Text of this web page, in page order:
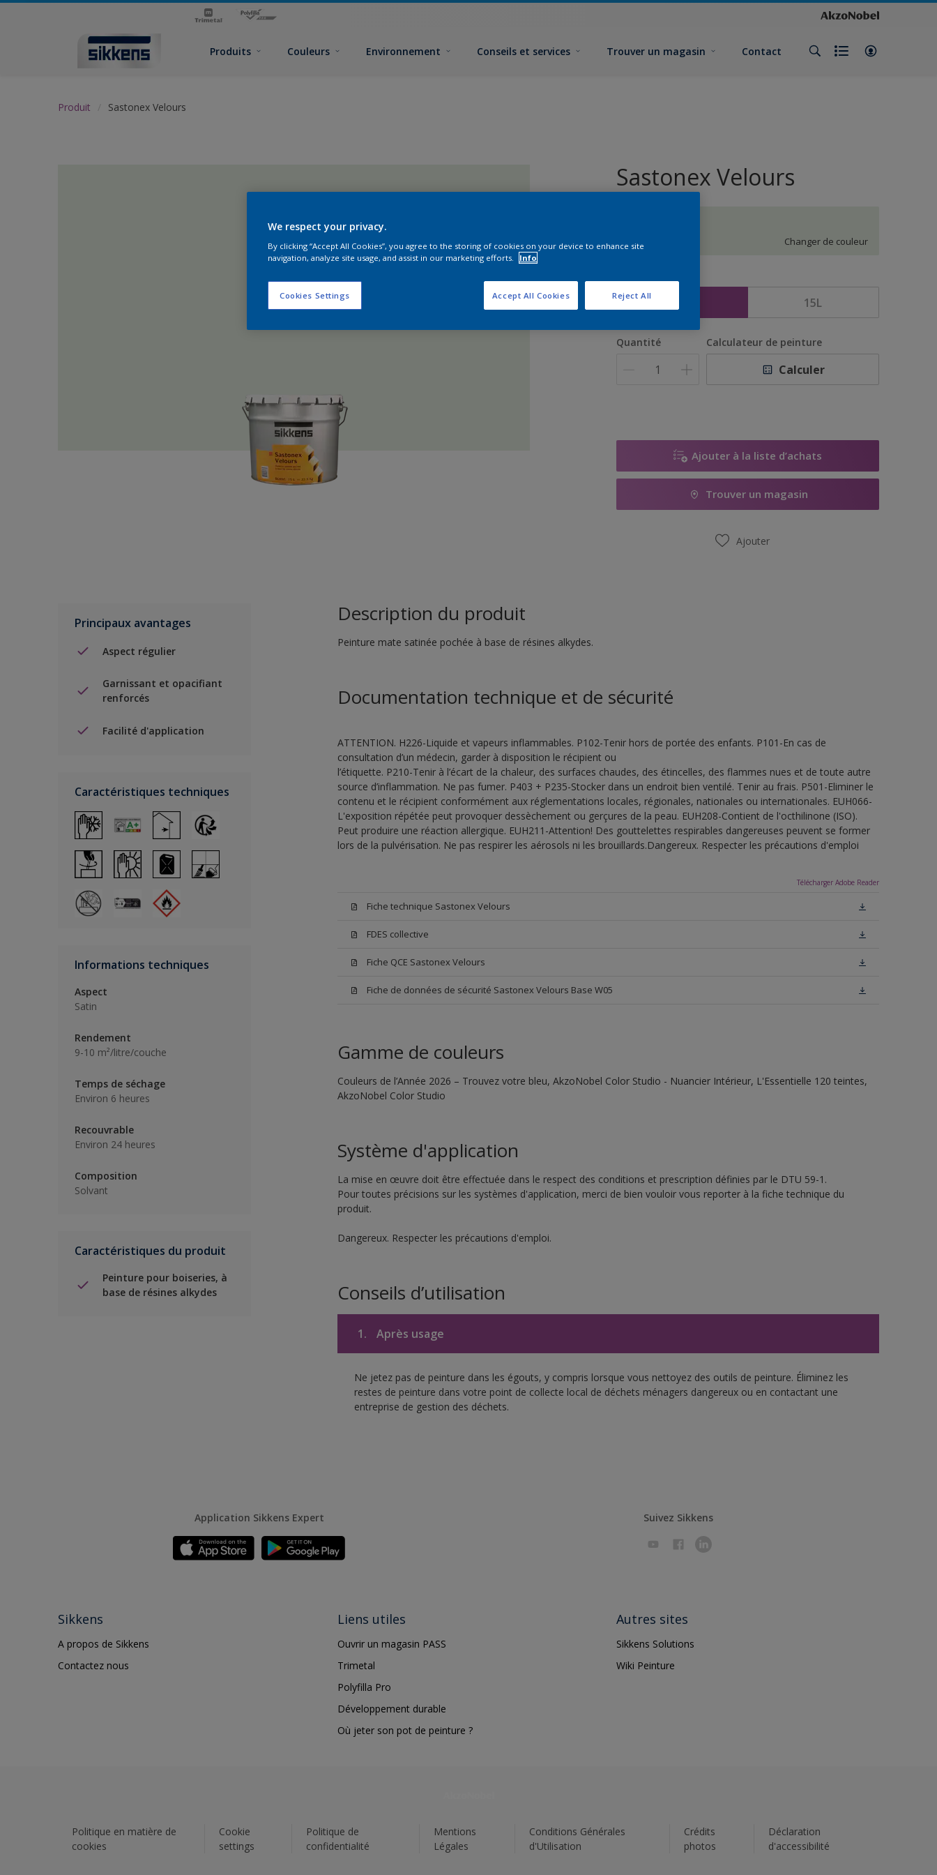
Produits Couleurs Environnement Conseils et services Trouver un magasin Contact
Produit Sastonex Velours
Sastonex Velours
Changer de couleur
Format
15L
Quantité Calculateur de peinture
Calculer
Ajouter à la liste d’achats
Trouver un magasin
Ajouter
Principaux avantages
Aspect régulier
Garnissant et opacifiant
renforcés
Facilité d'application
Caractéristiques techniques
Informations techniques
Aspect
Satin
Rendement
9-10 m²/litre/couche
Temps de séchage
Environ 6 heures
Recouvrable
Environ 24 heures
Composition
Solvant
Caractéristiques du produit
Peinture pour boiseries, à
base de résines alkydes
Description du produit
Peinture mate satinée pochée à base de résines alkydes.
Documentation technique et de sécurité
ATTENTION. H226-Liquide et vapeurs inflammables. P102-Tenir hors de portée des enfants. P101-En cas de
consultation d’un médecin, garder à disposition le récipient ou
l’étiquette. P210-Tenir à l’écart de la chaleur, des surfaces chaudes, des étincelles, des flammes nues et de toute autre
source d’inflammation. Ne pas fumer. P403 + P235-Stocker dans un endroit bien ventilé. Tenir au frais. P501-Eliminer le
contenu et le récipient conformément aux réglementations locales, régionales, nationales ou internationales. EUH066-
L'exposition répétée peut provoquer dessèchement ou gerçures de la peau. EUH208-Contient de l'octhilinone (ISO).
Peut produire une réaction allergique. EUH211-Attention! Des gouttelettes respirables dangereuses peuvent se former
lors de la pulvérisation. Ne pas respirer les aérosols ni les brouillards.Dangereux. Respecter les précautions d'emploi
Télécharger Adobe Reader
Fiche technique Sastonex Velours
FDES collective
Fiche QCE Sastonex Velours
Fiche de données de sécurité Sastonex Velours Base W05
Gamme de couleurs
Couleurs de l’Année 2026 – Trouvez votre bleu, AkzoNobel Color Studio - Nuancier Intérieur, L'Essentielle 120 teintes,
AkzoNobel Color Studio
Système d'application
La mise en œuvre doit être effectuée dans le respect des conditions et prescription définies par le DTU 59-1.
Pour toutes précisions sur les systèmes d'application, merci de bien vouloir vous reporter à la fiche technique du
produit.
Dangereux. Respecter les précautions d'emploi.
Conseils d’utilisation
1. Après usage
Ne jetez pas de peinture dans les égouts, y compris lorsque vous nettoyez des outils de peinture. Éliminez les
restes de peinture dans votre point de collecte local de déchets ménagers dangereux ou en contactant une
entreprise de gestion des déchets.
Application Sikkens Expert Suivez Sikkens
Sikkens
A propos de Sikkens
Contactez nous
Liens utiles
Ouvrir un magasin PASS
Trimetal
Polyfilla Pro
Développement durable
Où jeter son pot de peinture ?
Autres sites
Sikkens Solutions
Wiki Peinture
Politique en matière de
cookies
Cookie
settings
Politique de
confidentialité
Mentions
Légales
Conditions Générales
d'Utilisation
Crédits
photos
Déclaration
d'accessibilité
We respect your privacy.
By clicking “Accept All Cookies”, you agree to the storing of cookies on your device to enhance site
navigation, analyze site usage, and assist in our marketing efforts.
Info
Cookies Settings Reject All
Accept All Cookies